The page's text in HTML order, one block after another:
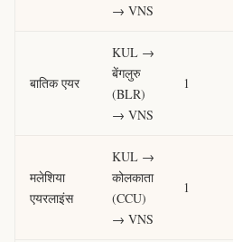
→ VNS
बातिक एयर
KUL →
बेंगलुरु
(BLR)
→ VNS
1
मलेशिया
एयरलाइंस
KUL →
कोलकाता
(CCU)
→ VNS
1